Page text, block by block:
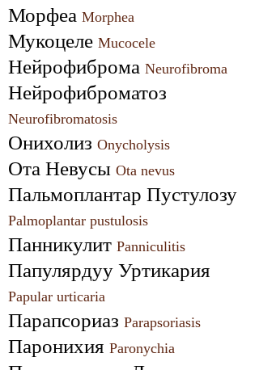
Морфеа Morphea
Мукоцеле Mucocele
Нейрофиброма Neurofibroma
Neurofibromatosis
Онихолиз Onycholysis
Ота Невусы Ota nevus
Palmoplantar pustulosis
Панникулит Panniculitis
Papular urticaria
Парапсориаз Parapsoriasis
Паронихия Paronychia